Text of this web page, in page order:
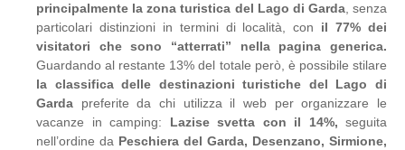
principalmente la zona turistica del Lago di Garda, senza
particolari distinzioni in termini di località, con il 77% dei
visitatori
che sono “atterrati” nella
pagina generica.
Guardando al restante 13% del totale però, è possibile stilare
la classifica delle destinazioni turistiche del Lago
di
Garda preferite da chi utilizza il web per organizzare le
vacanze in camping: Lazise svetta con il 14%, seguita
nell’ordine da Peschiera del Garda, Desenzano, Sirmione,